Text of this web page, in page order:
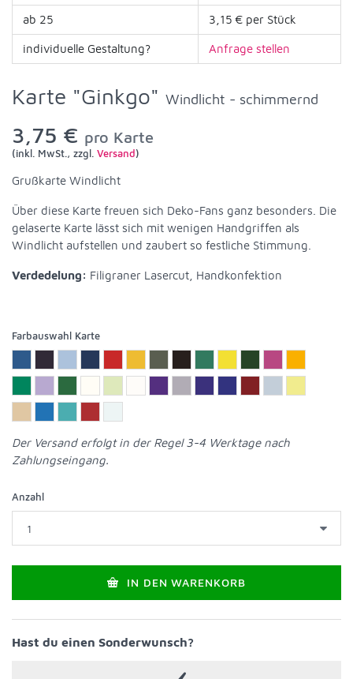
ab 25 3,15 € per Stück
individuelle Gestaltung? Anfrage stellen
Karte "Ginkgo" Windlicht - schimmernd
3,75 € pro Karte
(inkl. MwSt., zzgl. Versand)
Grußkarte Windlicht
Über diese Karte freuen sich Deko-Fans ganz besonders. Die
gelaserte Karte lässt sich mit wenigen Handgriffen als
Windlicht aufstellen und zaubert so festliche Stimmung.
Verdedelung: Filigraner Lasercut, Handkonfektion
Farbauswahl Karte
Der Versand erfolgt in der Regel 3-4 Werktage nach
Zahlungseingang.
Anzahl
IN DEN WARENKORB
Hast du einen Sonderwunsch?